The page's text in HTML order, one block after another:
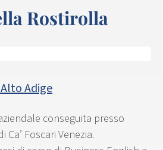
Rostirolla
Adige
conseguita presso
Foscari Venezia.